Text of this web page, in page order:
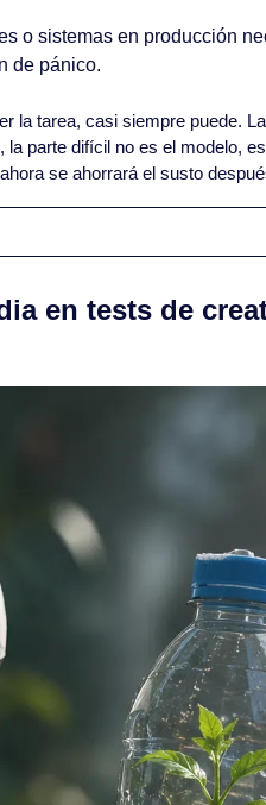
o sistemas en producción
de pánico.
la tarea, casi siempre puede.
parte difícil no es el modelo,
se ahorrará el susto
en tests de